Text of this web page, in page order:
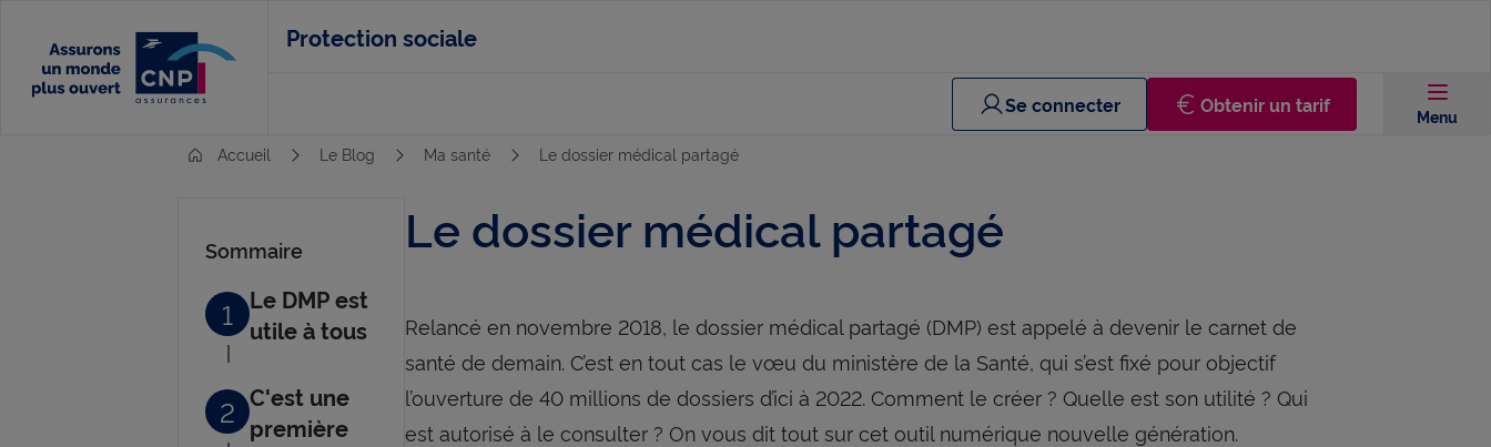
contenu
principal
Protection sociale
Se connecter Obtenir un tarif
Menu
Accueil
Le Blog Ma santé Le dossier médical partagé
Sommaire
1 Le DMP est
utile à tous
2 C'est une
première
Le dossier médical partagé
Relancé en novembre 2018, le dossier médical partagé (DMP) est appelé à devenir le carnet de
santé de demain. C’est en tout cas le vœu du ministère de la Santé, qui s’est fixé pour objectif
l’ouverture de 40 millions de dossiers d’ici à 2022. Comment le créer ? Quelle est son utilité ? Qui
est autorisé à le consulter ? On vous dit tout sur cet outil numérique nouvelle génération.